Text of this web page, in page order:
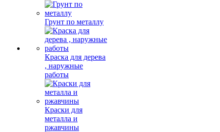
Грунт по металлу
Краска для дерева
, наружные
работы
Краски для
металла и
ржавчины